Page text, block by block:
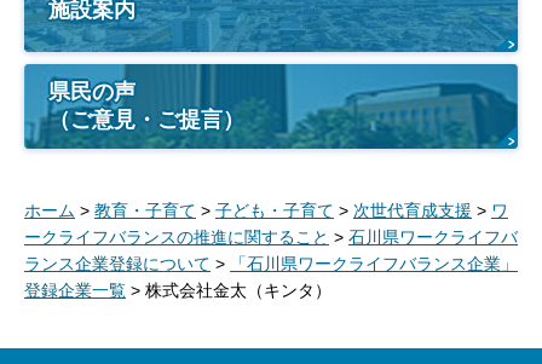
施設案内
県民の声
（ご意見・ご提言）
ホーム > 教育・子育て > 子ども・子育て > 次世代育成支援 > ワ
ークライフバランスの推進に関すること > 石川県ワークライフバ
ランス企業登録について >
「石川県ワークライフバランス企業」
登録企業一覧 > 株式会社金太（キンタ）